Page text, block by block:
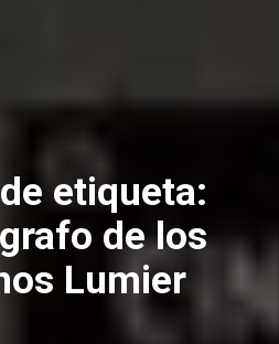
etiqueta:
de los
Lumier